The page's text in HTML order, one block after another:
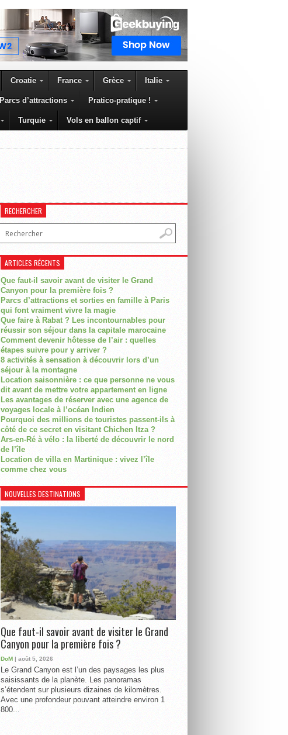
Croatie France Grèce Italie
Parcs d’attractions Pratico-pratique !
Turquie Vols en ballon captif
RECHERCHER
ARTICLES RÉCENTS
Que faut-il savoir avant de visiter le Grand
Canyon pour la première fois ?
Parcs d’attractions et sorties en famille à Paris
qui font vraiment vivre la magie
Que faire à Rabat ? Les incontournables pour
réussir son séjour dans la capitale marocaine
Comment devenir hôtesse de l’air : quelles
étapes suivre pour y arriver ?
8 activités à sensation à découvrir lors d’un
séjour à la montagne
Location saisonnière : ce que personne ne vous
dit avant de mettre votre appartement en ligne
Les avantages de réserver avec une agence de
voyages locale à l’océan Indien
Pourquoi des millions de touristes passent-ils à
côté de ce secret en visitant Chichen Itza ?
Ars-en-Ré à vélo : la liberté de découvrir le nord
de l’île
Location de villa en Martinique : vivez l’île
comme chez vous
NOUVELLES DESTINATIONS
Que faut-il savoir avant de visiter le Grand
Canyon pour la première fois ?
DoM | août 5, 2026
Le Grand Canyon est l’un des paysages les plus
saisissants de la planète. Les panoramas
s’étendent sur plusieurs dizaines de kilomètres.
Avec une profondeur pouvant atteindre environ 1
800...